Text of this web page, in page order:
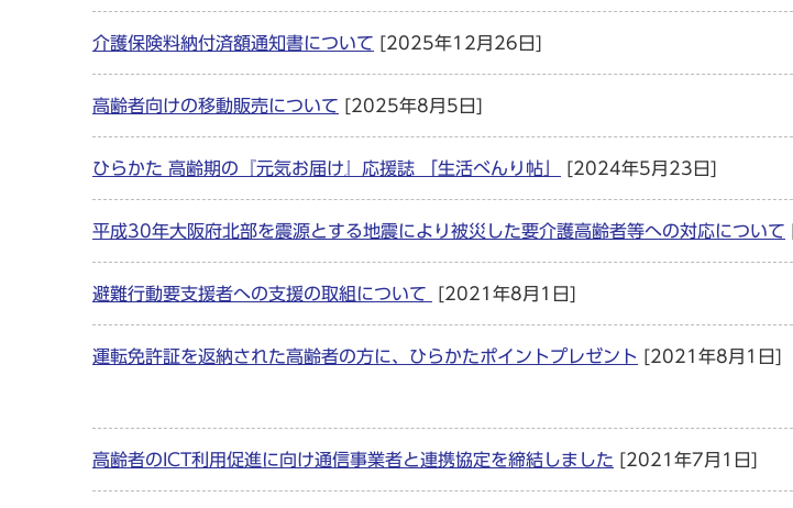
介護保険料納付済額通知書について [2025年12月26日]
高齢者向けの移動販売について [2025年8月5日]
ひらかた 高齢期の『元気お届け』応援誌 「生活べんり帖」 [2024年5月23日]
平成30年大阪府北部を震源とする地震により被災した要介護高齢者等への対応について
避難行動要支援者への支援の取組について [2021年8月1日]
運転免許証を返納された高齢者の方に、ひらかたポイントプレゼント [2021年8月1日]
高齢者のICT利用促進に向け通信事業者と連携協定を締結しました [2021年7月1日]